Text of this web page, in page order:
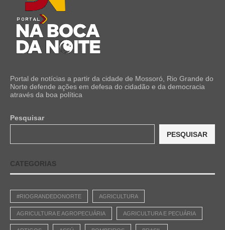
Portal de notícias a partir da cidade de Mossoró, Rio Grande do
Norte defende ações em defesa do cidadão e da democracia
através da boa política
Pesquisar
PESQUISAR
CATEGORIAS
#RIOGRANDEDONORTE AGRICULTURA
AGRICULTURA E AGROPECUÁRIA AGRICULTURA E PECUÁRIA